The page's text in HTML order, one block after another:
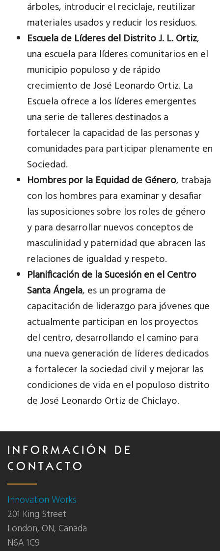
árboles, introducir el reciclaje, reutilizar
materiales usados y reducir los residuos.
Escuela de Líderes del Distrito J. L. Ortiz,
una escuela para líderes comunitarios en el
municipio populoso y de rápido
crecimiento de José Leonardo Ortiz. La
Escuela ofrece a los líderes emergentes
una serie de talleres destinados a
fortalecer la capacidad de las personas y
comunidades para participar plenamente en
Sociedad.
Hombres por la Equidad de Género, trabaja
con los hombres para examinar y desafiar
las suposiciones sobre los roles de género
y para desarrollar nuevos conceptos de
masculinidad y paternidad que abracen las
relaciones de igualdad y respeto.
Planificación de la Sucesión en el Centro
Santa Ángela, es un programa de
capacitación de liderazgo para jóvenes que
actualmente participan en los proyectos
del centro, desarrollando el camino para
una nueva generación de líderes dedicados
a fortalecer la sociedad civil y mejorar las
condiciones de vida en el populoso distrito
de José Leonardo Ortiz de Chiclayo.
INFORMACIÓN DE
CONTACTO
Innovation Works
201 King Street
London, ON, Canada
N6A 1C9